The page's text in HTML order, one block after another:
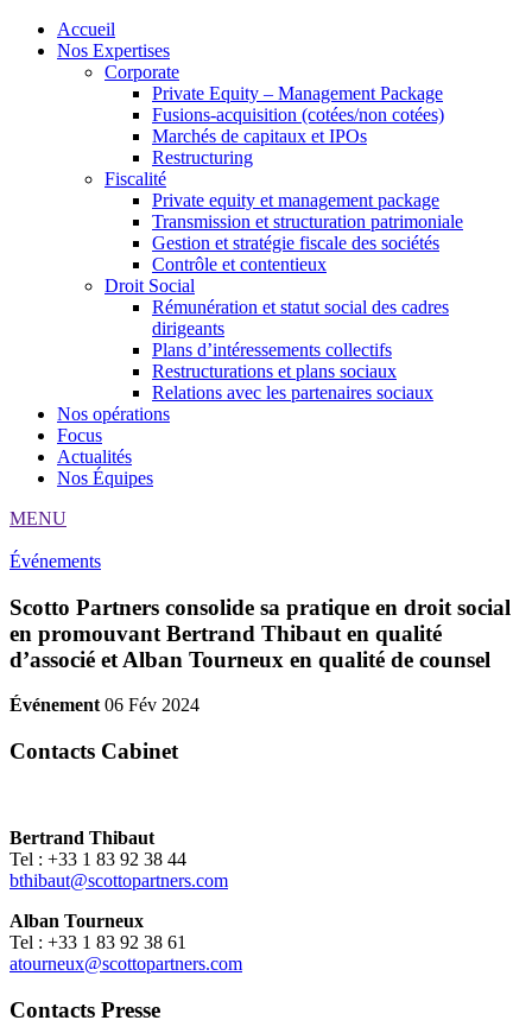
Accueil
Nos Expertises
Corporate
Private Equity – Management Package
Fusions-acquisition (cotées/non cotées)
Marchés de capitaux et IPOs
Restructuring
Fiscalité
Private equity et management package
Transmission et structuration patrimoniale
Gestion et stratégie fiscale des sociétés
Contrôle et contentieux
Droit Social
Rémunération et statut social des cadres
dirigeants
Plans d’intéressements collectifs
Restructurations et plans sociaux
Relations avec les partenaires sociaux
Nos opérations
Focus
Actualités
Nos Équipes
MENU
Événements
Scotto Partners consolide sa pratique en droit social
en promouvant Bertrand Thibaut en qualité
d’associé et Alban Tourneux en qualité de counsel
Événement06 Fév 2024
Contacts Cabinet
Bertrand Thibaut
Tel : +33 1 83 92 38 44
bthibaut@scottopartners.com
Alban Tourneux
Tel : +33 1 83 92 38 61
atourneux@scottopartners.com
Contacts Presse